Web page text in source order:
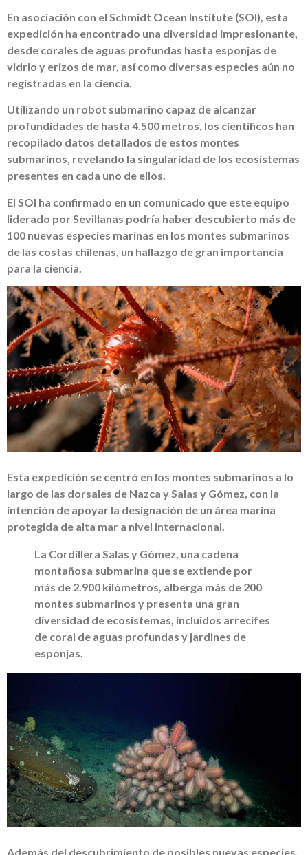
En asociación con el Schmidt Ocean Institute (SOI), esta
expedición ha encontrado una diversidad impresionante,
desde corales de aguas profundas hasta esponjas de
vidrio y erizos de mar, así como diversas especies aún no
registradas en la ciencia.
Utilizando un robot submarino capaz de alcanzar
profundidades de hasta 4.500 metros, los científicos han
recopilado datos detallados de estos montes
submarinos, revelando la singularidad de los ecosistemas
presentes en cada uno de ellos.
El SOI ha confirmado en un comunicado que este equipo
liderado por Sevillanas podría haber descubierto más de
100 nuevas especies marinas en los montes submarinos
de las costas chilenas, un hallazgo de gran importancia
para la ciencia.
Esta expedición se centró en los montes submarinos a lo
largo de las dorsales de Nazca y Salas y Gómez, con la
intención de apoyar la designación de un área marina
protegida de alta mar a nivel internacional.
La Cordillera Salas y Gómez, una cadena
montañosa submarina que se extiende por
más de 2.900 kilómetros, alberga más de 200
montes submarinos y presenta una gran
diversidad de ecosistemas, incluidos arrecifes
de coral de aguas profundas y jardines de
esponjas.
Además del descubrimiento de posibles nuevas especies,